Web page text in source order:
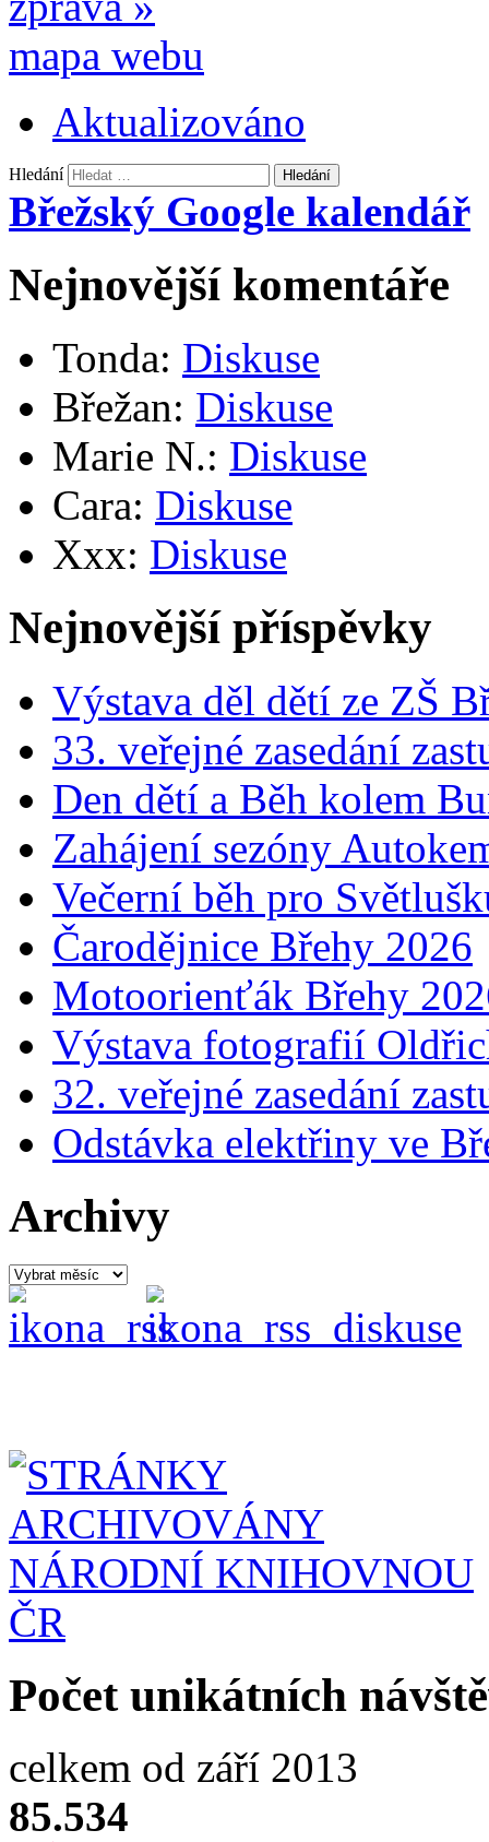
mapa webu
Aktualizováno
Hledání
Břežský Google kalendář
Nejnovější komentáře
Tonda: Diskuse
Břežan: Diskuse
Marie N.: Diskuse
Cara: Diskuse
Xxx: Diskuse
Nejnovější příspěvky
Výstava děl dětí ze ZŠ
33. veřejné zasedání
Den dětí a Běh kolem
Zahájení sezóny
Večerní běh pro
Čarodějnice Břehy 2026
Motoorienťák Břehy
Výstava fotografií
32. veřejné zasedání
Odstávka elektřiny ve
Archivy
Archivy
Počet unikátních
celkem od září 2013
85.534